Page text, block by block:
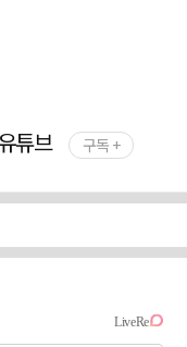
튜브 구독 +